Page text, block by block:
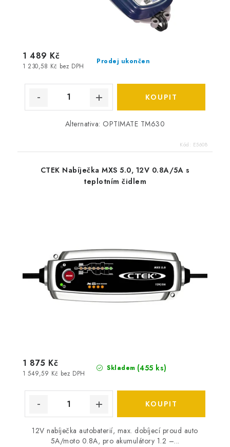
Prodej ukončen
1 230,58 Kč bez DPH
1 489 Kč
Alternativa: OPTIMATE TM630
Kód: E5608
CTEK Nabíječka MXS 5.0, 12V 0.8A/5A s
teplotním čidlem
Skladem (455 ks)
1 549,59 Kč bez DPH
1 875 Kč
12V nabíječka autobaterií, max. dobíjecí proud auto
5A/moto 0.8A, pro akumulátory 1.2 –...